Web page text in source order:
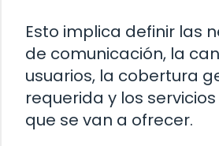
Esto implica definir las
de comunicación, la
usuarios, la cobertura
requerida y los
que se van a ofrecer.